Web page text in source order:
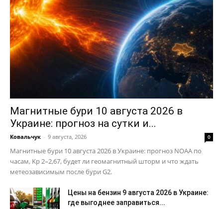
Магнитные бури 10 августа 2026 в
Украине: прогноз на сутки и...
Ковальчук - 9 августа, 2026 0
Магнитные бури 10 августа 2026 в Украине: прогноз NOAA по
часам, Kp 2–2,67, будет ли геомагнитный шторм и что ждать
метеозависимым после бури G2.
Цены на бензин 9 августа 2026 в Украине:
где выгоднее заправиться...